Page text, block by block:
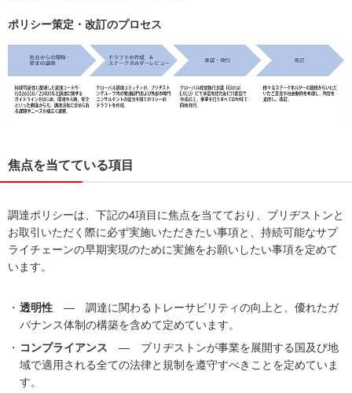
ポリシー策定・改訂のプロセス
焦点を当てている項目
調達ポリシーは、下記の4項目に焦点を当てており、ブリヂストンと
お取引いただく際に必ず実施いただきたい事項と、持続可能なサプ
ライチェーンの早期実現のために実施をお願いしたい事項を定めて
います。
透明性 ― 調達に関わるトレーサビリティの向上と、優れたガ
バナンス体制の構築を含めて定めています。
コンプライアンス ― ブリヂストンが事業を展開する国及び地
域で適用される全ての法律と規制を遵守すべきことを定めていま
す。